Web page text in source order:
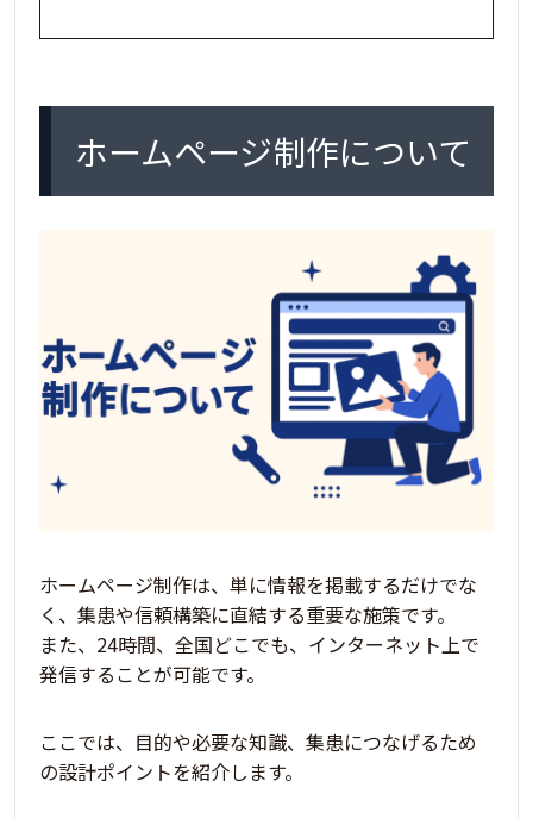
ホームページ制作について
ホームページ制作は、単に情報を掲載するだけでな
く、 集患や信頼構築に直結する重要な施策です。
また、24時間、全国どこでも、インターネット上で
発信することが可能です。
ここでは、目的や必要な知識、集患につなげるため
の設計ポイントを紹介します。